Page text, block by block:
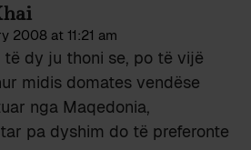
2008 at 11:21 am
dy ju thoni se, po të vijë
midis domates vendëse
nga Maqedonia,
pa dyshim do të preferonte